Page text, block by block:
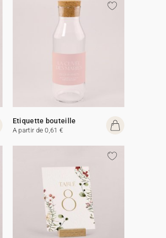
Etiquette bouteille
A partir de 0,61 €